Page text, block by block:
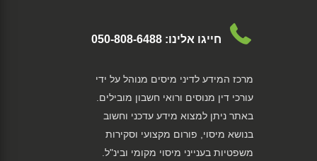
מידע מקיף על מס רווח הון...
כל מה שרציתם לדעת על מס רכוש...
תכנון מס לגיטימי וחכם, שיחסוך לך הר...
רשות המיסים - תפקידים וסמכויות...
הזכות לקבל מידע אודות נישומים וחייב...
מיסוי תושב חוץ שהוא אזרח ישראלי...
תשלום מיסי מקרקעין בעת העברת נכסי ...
חייגו אלינו: 050-808-6488
מרכז המידע לדיני מיסים מנוהל על ידי
עורכי דין מנוסים ורואי חשבון מובילים.
באתר ניתן למצוא מידע עדכני וחשוב
בנושא מיסוי, פורום מקצועי וסקירות
משפטיות בענייני מיסוי מקומי ובינ"ל.